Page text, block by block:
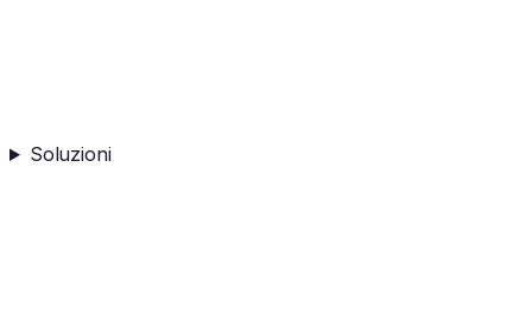
Soluzioni